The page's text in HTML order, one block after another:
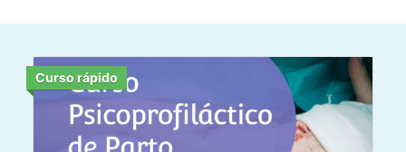
Curso rápido